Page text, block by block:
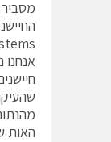
אנחנו
האות